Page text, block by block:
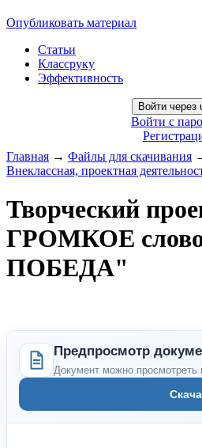
Опубликовать материал
Статьи
Классруку
Эффективность
Войти через
Войти с
Главная → Файлы для скачивания
Внеклассная, проектная
Творческий
ГРОМКОЕ
ПОБЕДА"
Предпросмотр
Документ можно просмотреть